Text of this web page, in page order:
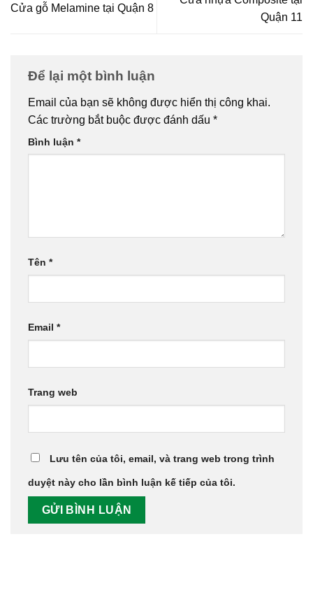
Cửa gỗ Melamine tại Quận 8
Quận 11
Để lại một bình luận
Email của bạn sẽ không được hiển thị công khai.
Các trường bắt buộc được đánh dấu *
Bình luận *
Tên *
Email *
Trang web
Lưu tên của tôi, email, và trang web trong trình
duyệt này cho lần bình luận kế tiếp của tôi.